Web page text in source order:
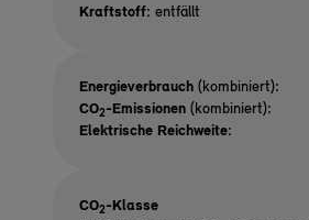
Kraftstoff: entfällt
Energieverbrauch (kombiniert):
CO2-Emissionen (kombiniert):
Elektrische Reichweite:
CO2-Klasse